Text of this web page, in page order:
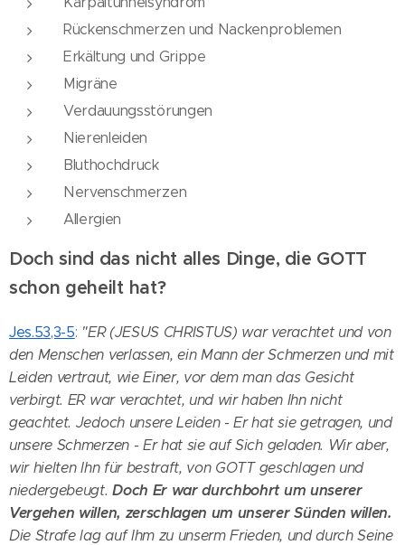
Rückenschmerzen und Nackenproblemen
Erkältung und Grippe
Migräne
Verdauungsstörungen
Nierenleiden
Bluthochdruck
Nervenschmerzen
Allergien
Doch sind das nicht alles Dinge, die GOTT
schon geheilt hat?
Jes.53,3-5: "ER (JESUS CHRISTUS) war verachtet und von
den Menschen verlassen, ein Mann der Schmerzen und mit
Leiden vertraut, wie Einer, vor dem man das Gesicht
verbirgt. ER war verachtet, und wir haben Ihn nicht
geachtet. Jedoch unsere Leiden - Er hat sie getragen, und
unsere Schmerzen - Er hat sie auf Sich geladen. Wir aber,
wir hielten Ihn für bestraft, von GOTT geschlagen und
niedergebeugt.Doch Er war durchbohrt um unserer
Vergehen willen, zerschlagen um unserer Sünden willen.
Die Strafe lag auf Ihm zu unserm Frieden, und durch Seine